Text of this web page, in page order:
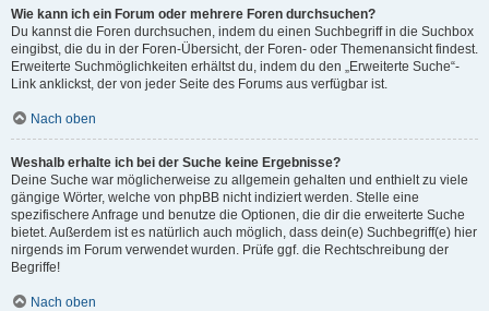
Wie kann ich ein Forum oder mehrere Foren durchsuchen?
Du kannst die Foren durchsuchen, indem du einen Suchbegriff in die Suchbox
eingibst, die du in der Foren-Übersicht, der Foren- oder Themenansicht findest.
Erweiterte Suchmöglichkeiten erhältst du, indem du den „Erweiterte Suche“-
Link anklickst, der von jeder Seite des Forums aus verfügbar ist.
Nach oben
Weshalb erhalte ich bei der Suche keine Ergebnisse?
Deine Suche war möglicherweise zu allgemein gehalten und enthielt zu viele
gängige Wörter, welche von phpBB nicht indiziert werden. Stelle eine
spezifischere Anfrage und benutze die Optionen, die dir die erweiterte Suche
bietet. Außerdem ist es natürlich auch möglich, dass dein(e) Suchbegriff(e) hier
nirgends im Forum verwendet wurden. Prüfe ggf. die Rechtschreibung der
Begriffe!
Nach oben